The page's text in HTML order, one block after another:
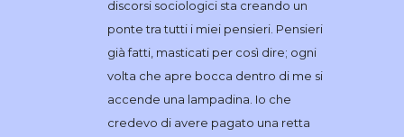
discorsi sociologici sta creando un
ponte tra tutti i miei pensieri. Pensieri
già fatti, masticati per così dire; ogni
volta che apre bocca dentro di me si
accende una lampadina. Io che
credevo di avere pagato una retta